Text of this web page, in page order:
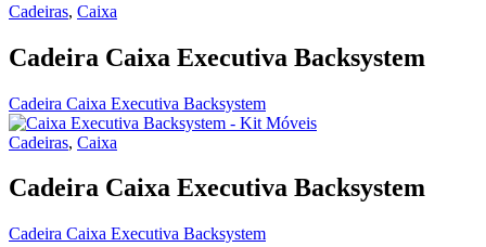
Cadeiras, Caixa
Cadeira Caixa Executiva Backsystem
Cadeira Caixa Executiva Backsystem
Cadeiras, Caixa
Cadeira Caixa Executiva Backsystem
Cadeira Caixa Executiva Backsystem